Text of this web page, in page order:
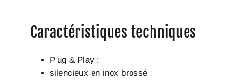
Caractéristiques techniques
Plug & Play ;
silencieux en inox brossé ;